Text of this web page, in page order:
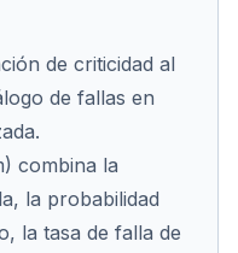
de criticidad al
de fallas en
combina la
la probabilidad
la tasa de falla de